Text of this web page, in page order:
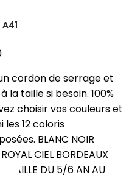
A41
cordon de serrage et
la taille si besoin. 100%
choisir vos couleurs et
12 coloris
BLANC NOIR
CIEL BORDEAUX
TAILLE DU 5/6 AN AU